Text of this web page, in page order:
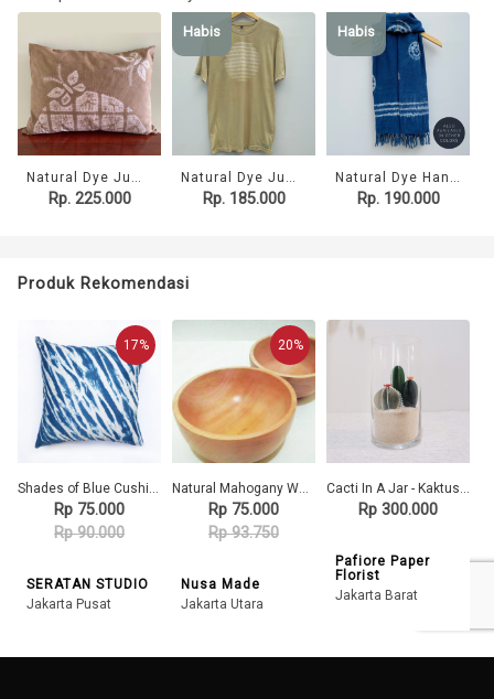
Natural Dye Jumputan Cushion Cover - Rembulan Kupu
Rp. 225.000
Habis
Natural Dye Jumputan T-Shirt - Purnama
Rp. 185.000
Habis
Natural Dye Handwoven Scarf - Keong
Rp. 190.000
Produk Rekomendasi
17%
Shades of Blue Cushion
Rp 75.000
Rp 90.000
SERATAN STUDIO
Jakarta Pusat
20%
Natural Mahogany Wood Bowl 15 Cm Diameter
Rp 75.000
Rp 93.750
Nusa Made
Jakarta Utara
Cacti In A Jar - Kaktus Kertas
Rp 300.000
Pafiore Paper
Florist
Jakarta Barat